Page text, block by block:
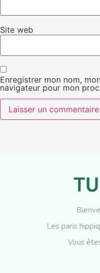
Site web
Enregistrer mon nom,
navigateur pour mon
Les paris
Vous